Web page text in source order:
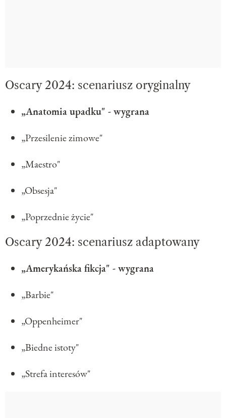
Oscary 2024: scenariusz oryginalny
„Anatomia upadku" - wygrana
„Przesilenie zimowe"
„Maestro"
„Obsesja"
„Poprzednie życie"
Oscary 2024: scenariusz adaptowany
„Amerykańska fikcja" - wygrana
„Barbie"
„Oppenheimer"
„Biedne istoty"
„Strefa interesów"